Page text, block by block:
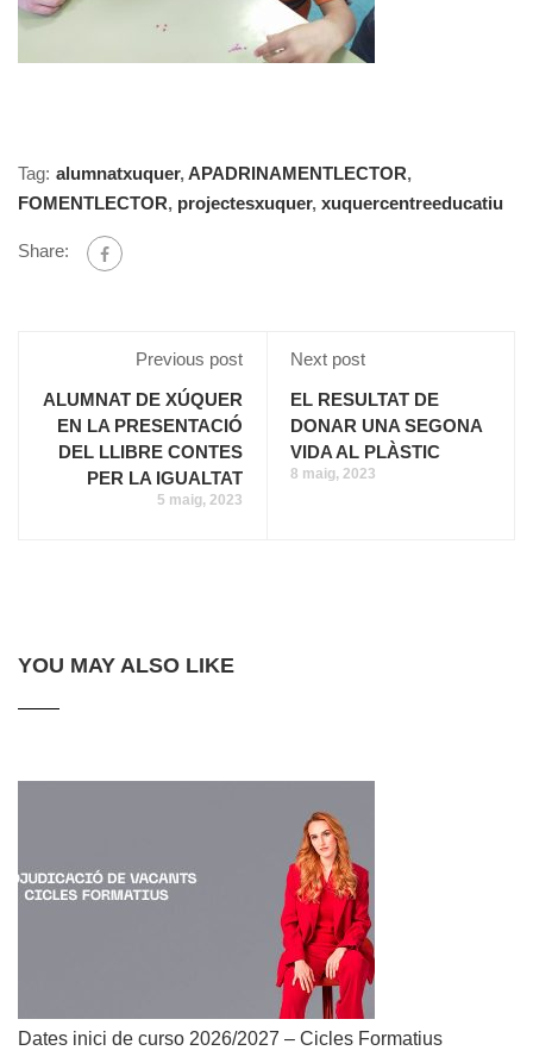
Tag: alumnatxuquer,APADRINAMENTLECTOR,
FOMENTLECTOR, projectesxuquer, xuquercentreeducatiu
Share:
Previous post
ALUMNAT DE XÚQUER
EN LA PRESENTACIÓ
DEL LLIBRE CONTES
PER LA IGUALTAT
5 maig, 2023
Next post
EL RESULTAT DE
DONAR UNA SEGONA
VIDA AL PLÀSTIC
8 maig, 2023
YOU MAY ALSO LIKE
Dates inici de curso 2026/2027 – Cicles Formatius